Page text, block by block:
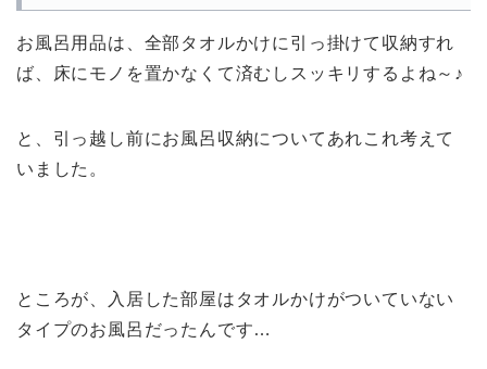
お風呂用品は、全部タオルかけに引っ掛けて収納すれ
ば、床にモノを置かなくて済むしスッキリするよね～♪
と、引っ越し前にお風呂収納についてあれこれ考えて
いました。
ところが、入居した部屋はタオルかけがついていない
タイプのお風呂だったんです…